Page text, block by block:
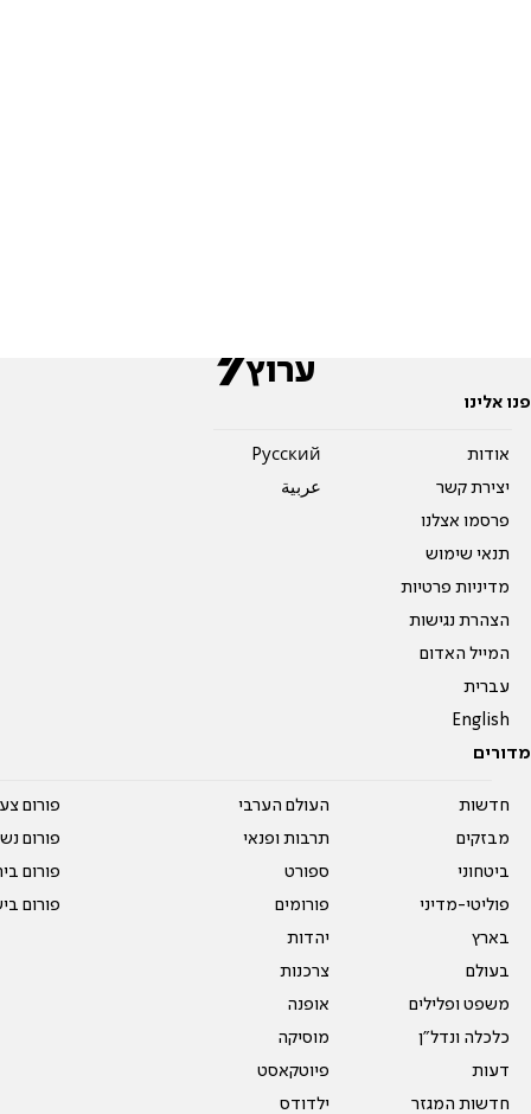
פנו אלינו
אודות
יצירת קשר
פרסמו אצלנו
תנאי שימוש
מדיניות פרטיות
הצהרת נגישות
המייל האדום
עברית
English
Pусский
عربية
מדורים
חדשות
מבזקים
ביטחוני
פוליטי-מדיני
בארץ
בעולם
משפט ופלילים
כלכלה ונדל"ן
דעות
חדשות המגזר
העולם הערבי
תרבות ופנאי
ספורט
פורומים
יהדות
צרכנות
אופנה
מוסיקה
פיוטקאסט
ילדודס
פורום
פורום
פורום
פורום